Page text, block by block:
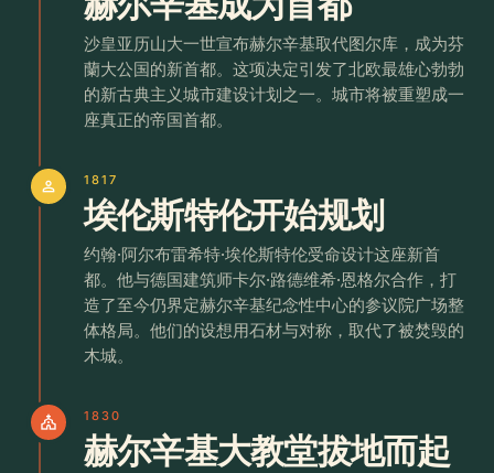
沙皇亚历山大一世宣布赫尔辛基取代图尔库，成为芬
蘭大公国的新首都。这项决定引发了北欧最雄心勃勃
的新古典主义城市建设计划之一。城市将被重塑成一
座真正的帝国首都。
person 1817
埃伦斯特伦开始规划
约翰·阿尔布雷希特·埃伦斯特伦受命设计这座新首
都。他与德国建筑师卡尔·路德维希·恩格尔合作，打
造了至今仍界定赫尔辛基纪念性中心的参议院广场整
体格局。他们的设想用石材与对称，取代了被焚毁的
木城。
church 1830
赫尔辛基大教堂拔地而起